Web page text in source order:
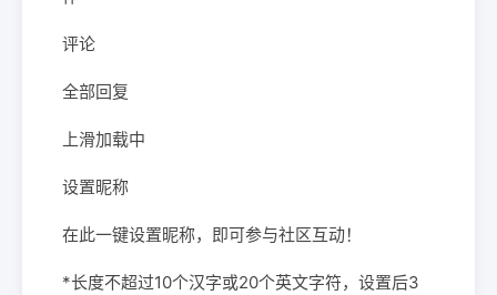
评论
全部回复
上滑加载中
设置昵称
在此一键设置昵称，即可参与社区互动！
*长度不超过10个汉字或20个英文字符，设置后3